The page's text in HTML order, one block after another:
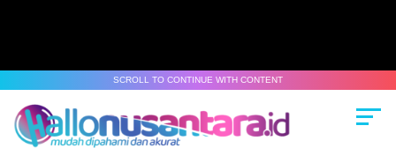
SCROLL TO CONTINUE WITH CONTENT